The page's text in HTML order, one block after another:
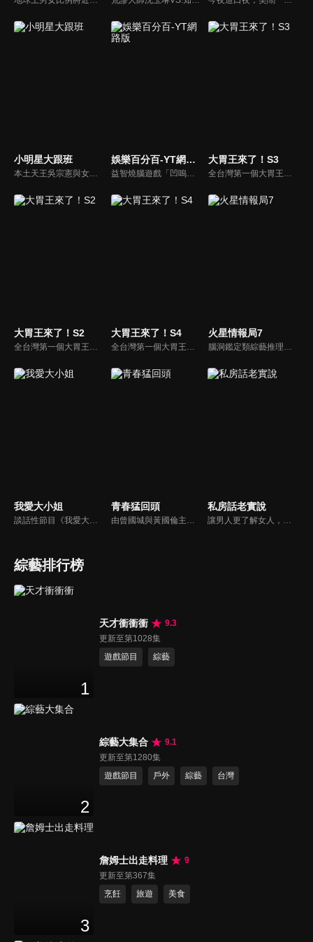
小明星大跟班
本土天王吳宗憲與女兒吳姍儒（Sandy）搭檔主持，每集邀請來賓暢談演藝圈大小事，父女檔聯手笑果十足，老梗搭上新世代，最新組合強勢登場！
娛樂百分百-YT網路版
益智燒腦遊戲「凹嗚狼人殺」激發你的邏輯推理能力，偶像巨星雲集，全球娛樂資訊，一手掌握不脫節！2025全新升級改版，盡在《娛樂百分百-YT網路版》！
大胃王來了！S3
全台灣第一個大胃王美食節目，由主持人帶領大胃王們及名人來賓吃遍台灣美食，每趟旅程都有不同的美食主題以及遊戲互動，並藉由大胃王幸福地享用，讓觀眾深刻了解台灣美食文化的豐富特色！
大胃王來了！S2
全台灣第一個大胃王美食節目，由主持人帶領大胃王們及名人來賓吃遍台灣美食，每趟旅程都有不同的美食主題以及遊戲互動，並藉由大胃王幸福地享用，讓觀眾深刻了解台灣美食文化的豐富特色！
大胃王來了！S4
全台灣第一個大胃王美食節目，由主持人帶領大胃王們及名人來賓吃遍台灣美食，每趟旅程都有不同的美食主題以及遊戲互動，並藉由大胃王幸福地享用，讓觀眾深刻了解台灣美食文化的豐富特色！
火星情報局7
腦洞鑑定類綜藝推理脫口秀，陣容為薛之謙、大張偉、楊迪、劉維、黃子弘凡、黃聖依、龐博等…節目圍繞著當下熱梗熱點、觀眾的興趣點、共鳴點展開故事；火星特工廣發英雄帖正面對撞，迎戰近年最出圈、最有趣、最敢說的廠牌大咖們。真金不怕火煉！一場席卷全網的廠牌巔峰之戰即將展開！
我愛大小姐
談話性節目《我愛大小姐》是由吳淡如、林慧萍主持的一檔談話性節目，講訴女人間的那些事。
青春猛回頭
由曾國城與黃國倫主持，節目中邀請20位20歲以下青少年組成青春團，另一邊則為年紀相較成熟的藝人來賓為不老團，每集分別就一件青少年必定遇見的事件討論，看兩個不同年代的人們，所擁有的不同看法與立場。帶領讓觀眾一起回到那些年的青春歲月！
私房話老實說
讓男人更了解女人，女人更了解自己 ，揭密女性私房話，讓療癒專家教你更愛自己！由于美人和納豆攜手主持，更多你想知道的女性私密話題都在《私房話老實說》。
綜藝排行榜
1
天才衝衝衝
9.3
更新至第1028集
遊戲節目
綜藝
2
綜藝大集合
9.1
更新至第1280集
遊戲節目
戶外 綜藝 台灣
3
詹姆士出走料理
9
更新至第367集
烹飪
旅遊 美食